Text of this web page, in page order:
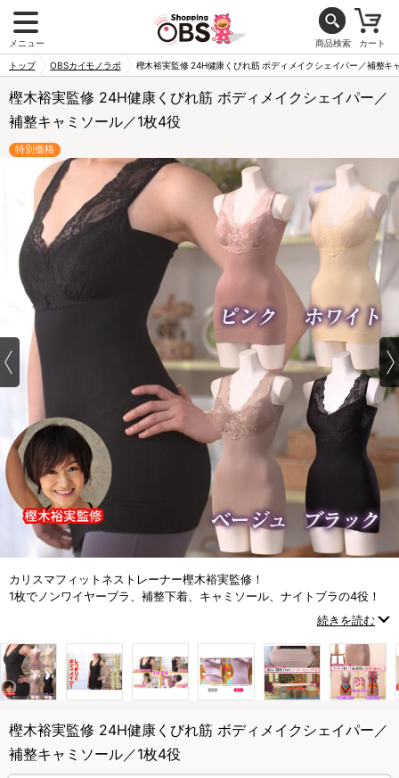
メニュー 商品検索 カート
トップ OBSカイモノラボ 樫木裕実監修 24H健康くびれ筋 ボディメイクシェイパー／補整キ
樫木裕実監修 24H健康くびれ筋 ボディメイクシェイパー／
補整キャミソール／1枚4役
特別価格
カリスマフィットネストレーナー樫木裕実監修！
1枚でノンワイヤーブラ、補整下着、キャミソール、ナイトブラの4役！
続きを読む
樫木裕実監修 24H健康くびれ筋 ボディメイクシェイパー／
補整キャミソール／1枚4役